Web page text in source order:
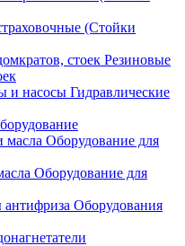
(Стойки
Резиновые
Гидравлические
Оборудование для
Оборудование для
Оборудования